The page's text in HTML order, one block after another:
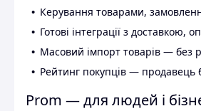
Керування товарами,
Готові інтеграції з доставкою,
Масовий імпорт товарів — без
Рейтинг покупців — продавець
Prom — для людей і